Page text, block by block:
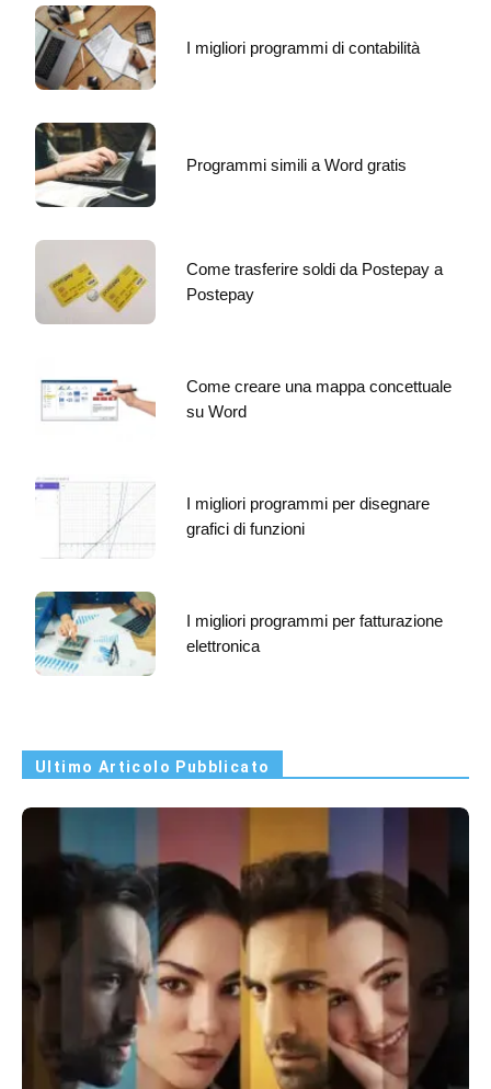
I migliori programmi di contabilità
Programmi simili a Word gratis
Come trasferire soldi da Postepay a
Postepay
Come creare una mappa concettuale
su Word
I migliori programmi per disegnare
grafici di funzioni
I migliori programmi per fatturazione
elettronica
Ultimo Articolo Pubblicato